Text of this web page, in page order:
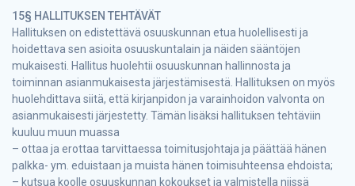
15§ HALLITUKSEN TEHTÄVÄT
Hallituksen on edistettävä osuuskunnan etua huolellisesti ja
hoidettava sen asioita osuuskuntalain ja näiden sääntöjen
mukaisesti. Hallitus huolehtii osuuskunnan hallinnosta ja
toiminnan asianmukaisesta järjestämisestä. Hallituksen on myös
huolehdittava siitä, että kirjanpidon ja varainhoidon valvonta on
asianmukaisesti järjestetty. Tämän lisäksi hallituksen tehtäviin
kuuluu muun muassa
– ottaa ja erottaa tarvittaessa toimitusjohtaja ja päättää hänen
palkka- ym. eduistaan ja muista hänen toimisuhteensa ehdoista;
– kutsua koolle osuuskunnan kokoukset ja valmistella niissä